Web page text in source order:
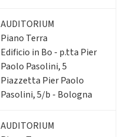
AUDITORIUM
Piano Terra
Edificio in Bo - p.tta Pier
Paolo Pasolini, 5
Piazzetta Pier Paolo
Pasolini, 5/b - Bologna
AUDITORIUM